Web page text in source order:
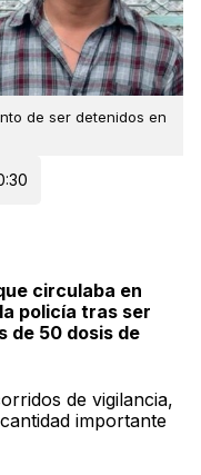
de ser detenidos en
circulaba en
policía tras ser
de 50 dosis de
de vigilancia,
importante